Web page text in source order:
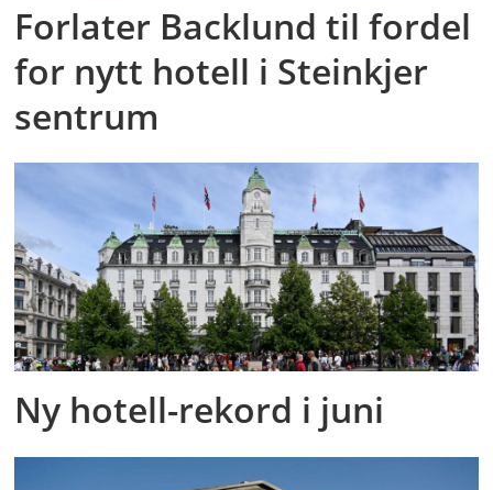
Forlater Backlund til fordel
for nytt hotell i Steinkjer
sentrum
Ny hotell-rekord i juni